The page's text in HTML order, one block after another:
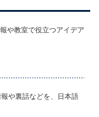
や教室で役立つアイデア
や裏話などを、日本語